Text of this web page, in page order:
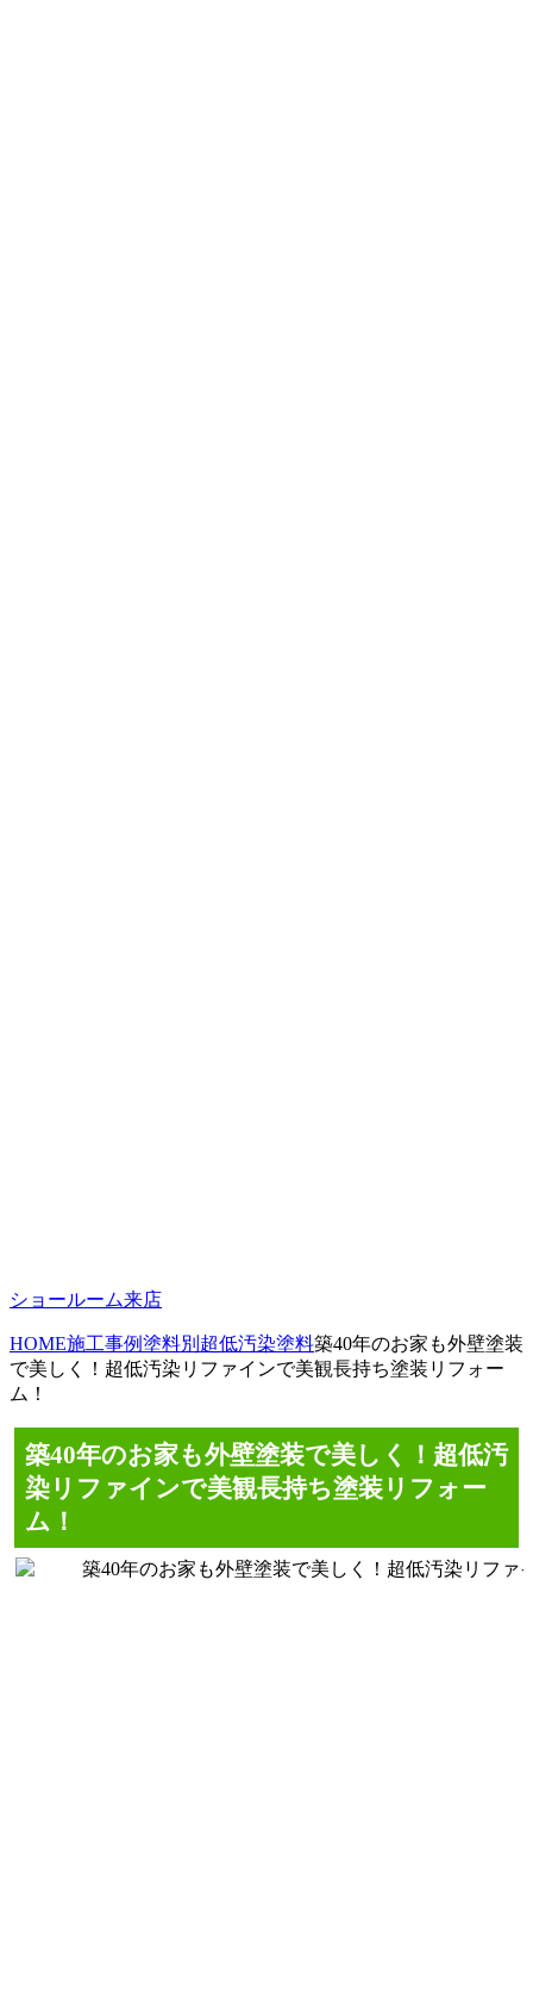
ショールーム来店
HOME施工事例塗料別 超低汚染塗料築40年のお家も外壁塗装
で美しく！超低汚染リファインで美観長持ち塗装リフォー
ム！
築40年のお家も外壁塗装で美しく！超低汚
染リファインで美観長持ち塗装リフォー
ム！